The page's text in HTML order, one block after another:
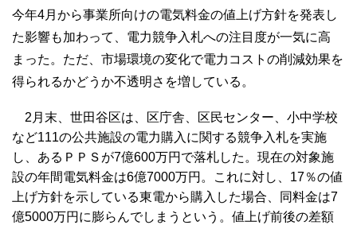
今年4月から事業所向けの電気料金の値上げ方針を発表し
た影響も加わって、電力競争入札への注目度が一気に高
まった。ただ、市場環境の変化で電力コストの削減効果を
得られるかどうか不透明さを増している。
2月末、世田谷区は、区庁舎、区民センター、小中学校
など111の公共施設の電力購入に関する競争入札を実施
し、あるＰＰＳが7億600万円で落札した。現在の対象施
設の年間電気料金は6億7000万円。これに対し、17％の値
上げ方針を示している東電から購入した場合、同料金は7
億5000万円に膨らんでしまうという。値上げ前後の差額